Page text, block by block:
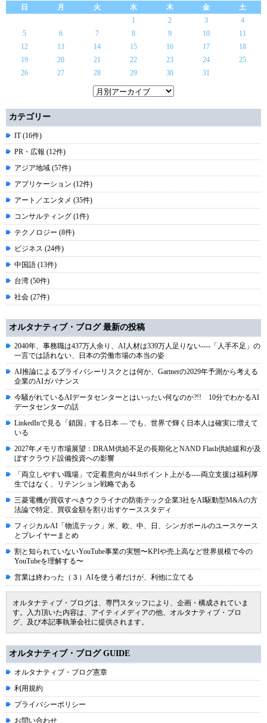
日
月 火 水 木 金
土
1
2 3
4
5
6 7 8 9 10
11
12
13 14 15 16 17
18
19
20 21 22 23 24
25
26
27 28 29 30 31
カテゴリー
IT (16件)
PR・広報 (12件)
アジア地域 (57件)
アプリケーション (12件)
アート／エンタメ (35件)
コンサルティング (1件)
テクノロジー (8件)
ビジネス (24件)
中国語 (13件)
台湾 (50件)
社会 (27件)
オルタナティブ・ブログ 最新の投稿
2040年、事務職は437万人余り、AI人材は339万人足りない----「人手不足」の
一言では語れない、日本の労働市場の本当の姿
AI推論によるプライバシーリスクとは何か、Gartnerの2029年予測から考える
企業のAIガバナンス
今騒がれているAIデータセンターとはいったい何なのか?!! 10分でわかるAI
データセンターの話
LinkedInで見る「鎖国」する日本 ― でも、世界で輝く日本人は確実に増えて
いる
2027年メモリ市場展望：DRAM供給不足の長期化とNAND Flash供給緩和が及
ぼすクラウド設備投資への影響
「両立しやすい職場」で定着意向が44.9ポイント上がる----両立支援は福利厚
生ではなく、リテンション戦略である
三菱電機が買収すべきウクライナの防衛テック企業3社をAI駆動型M&Aの方
法論で特定、買収金額を割り出すケーススタディ
フィジカルAI「物流テック」米、欧、中、日、シンガポールのユースケース
とプレイヤーまとめ
割と知られていないYouTube事業の実態〜KPIや売上高など世界規模で今の
YouTubeを理解する〜
営業は終わった（３）AIを使う者だけが、利他に立てる
オルタナティブ・ブログは、専門スタッフにより、企画・構成されていま
す。入力頂いた内容は、アイティメディアの他、オルタナティブ・ブロ
グ、及び本記事執筆会社に提供されます。
オルタナティブ・ブログ GUIDE
オルタナティブ・ブログ憲章
利用規約
プライバシーポリシー
お問い合わせ